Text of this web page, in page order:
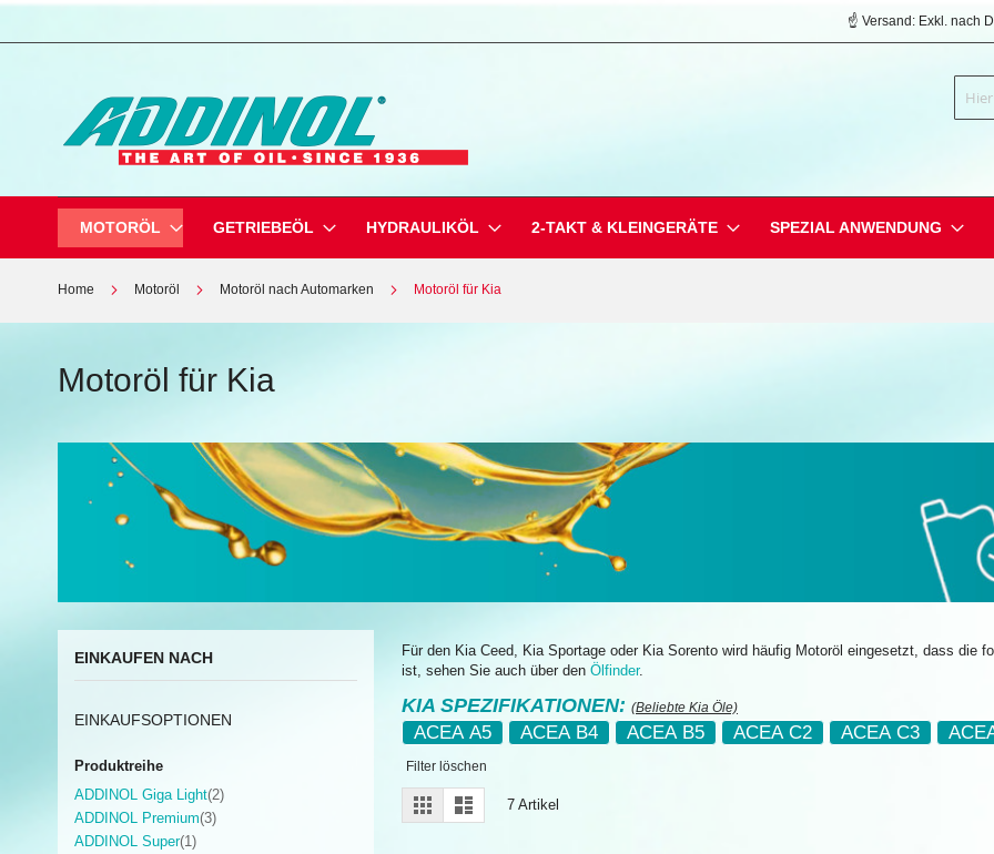
zum
☝️ Versand: Exkl. nach
MOTORÖL GETRIEBEÖL HYDRAULIKÖL 2-TAKT & KLEINGERÄTE SPEZIAL ANWENDUNG
Home Motoröl Motoröl nach Automarken Motoröl für Kia
Motoröl für Kia
Für den Kia Ceed, Kia Sportage oder Kia Sorento wird häufig Motoröl eingesetzt, dass die
ist, sehen Sie auch über den Ölfinder.
KIA SPEZIFIKATIONEN: (Beliebte Kia Öle)
ACEA A5 ACEA B4 ACEA B5 ACEA C2 ACEA C3
Filter löschen
Ansicht
als
Gitter Liste 7 Artikel
EINKAUFEN NACH
EINKAUFSOPTIONEN
Produktreihe
ADDINOL Giga Light 2Artikel
ADDINOL Premium 3Artikel
ADDINOL Super 1 Artikel